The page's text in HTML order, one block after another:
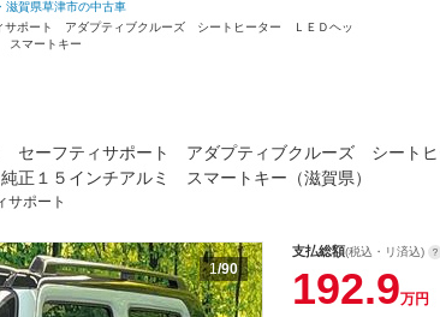
滋賀県草津市の中古車
ポート アダプティブクルーズ シートヒーター ＬＥＤヘッ
マートキー
ーフティサポート アダプティブクルーズ シート
１５インチアルミ スマートキー（滋賀県）
ポート
1/90
支払総額(税込・リ済込)
192.9万円